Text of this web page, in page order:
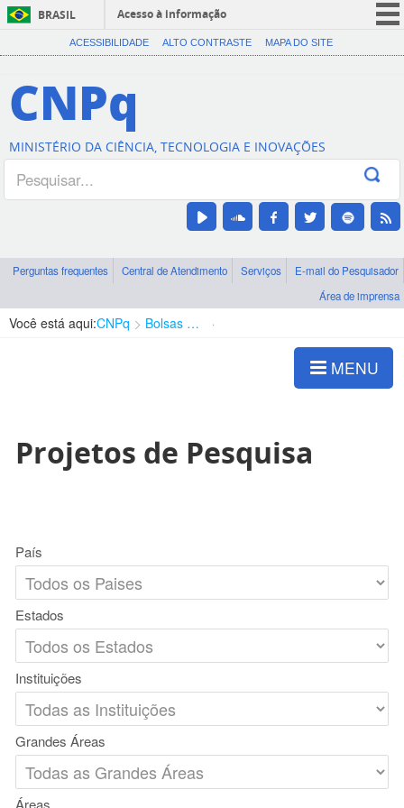
BRASIL
Acesso à informação
CORONAVÍRUS (COVID-19)
Canais
ACESSIBILIDADE ALTO CONTRASTE MAPA DO SITE
CNPq
MINISTÉRIO DA CIÊNCIA, TECNOLOGIA E INOVAÇÕES
Perguntas frequentes Central de Atendimento Serviços
E-mail do Pesquisador
Área de imprensa
Você está aqui:CNPq Bolsas e Auxílios Vigentes
MENU
Projetos de Pesquisa
País
Estados
Instituições
Grandes Áreas
Áreas